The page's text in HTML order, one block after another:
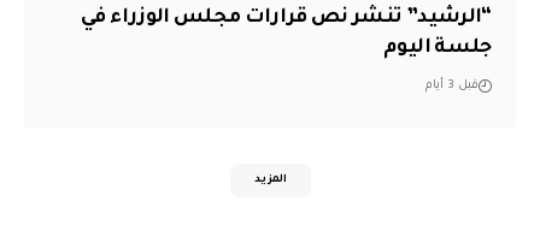
“الرشيد” تنشر نص قرارات مجلس الوزراء في
جلسة اليوم
قبل 3 أيام
المزيد